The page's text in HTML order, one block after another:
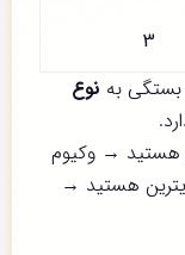
3
به نوع
هستید → وکیوم
هستید →